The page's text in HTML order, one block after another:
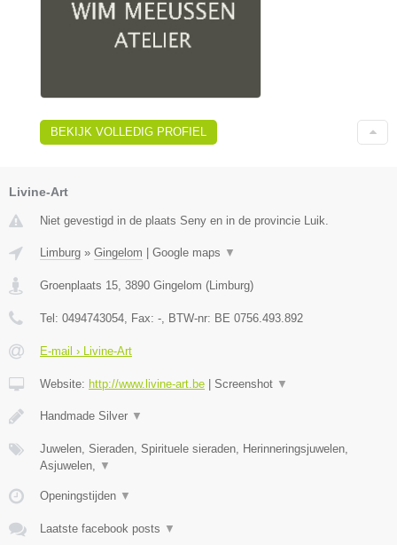
BEKIJK VOLLEDIG PROFIEL
Livine-Art
Niet gevestigd in de plaats Seny en in de provincie Luik.
Limburg » Gingelom | Google maps ▼
Groenplaats 15 3890 Gingelom (Limburg)
Tel: 0494743054 , Fax: - , BTW-nr: BE 0756.493.892
E-mail › Livine-Art
Website: http://www.livine-art.be | Screenshot ▼
Handmade Silver ▼
Juwelen, Sieraden, Spirituele sieraden, Herinneringsjuwelen,
Asjuwelen,
▼
Openingstijden ▼
Laatste facebook posts ▼